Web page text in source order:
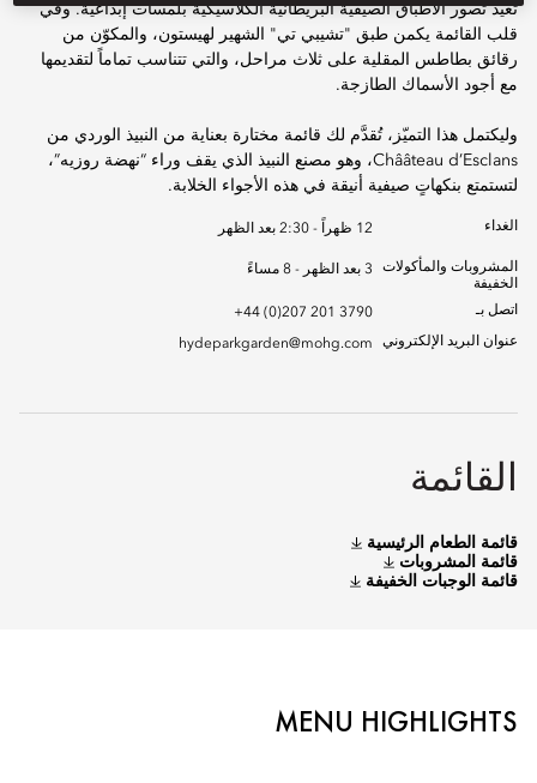
تعيد تصور الأطباق الصيفية البريطانية الكلاسيكية بلمسات إبداعية. وفي
قلب القائمة يكمن طبق "تشيبي تي" الشهير لهيستون، والمكوّن من
رقائق بطاطس المقلية على ثلاث مراحل، والتي تتناسب تماماً لتقديمها
مع أجود الأسماك الطازجة.
وليكتمل هذا التميّز، تُقدَّم لك قائمة مختارة بعناية من النبيذ الوردي من
Chââteau d’Esclans، وهو مصنع النبيذ الذي يقف وراء “نهضة روزيه”،
لتستمتع بنكهاتٍ صيفية أنيقة في هذه الأجواء الخلابة.
الغداء 12 ظهراً - 2:30 بعد الظهر
المشروبات والمأكولات
الخفيفة
3 بعد الظهر - 8 مساءً
اتصل بـ
+44 (0)207 201 3790
عنوان البريد الإلكتروني
hydeparkgarden@mohg.com
القائمة
قائمة الطعام الرئيسية
قائمة المشروبات
قائمة الوجبات الخفيفة
MENU HIGHLIGHTS